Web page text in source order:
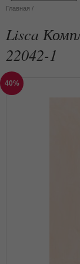
Главная /
Lisca
22042-1
40%